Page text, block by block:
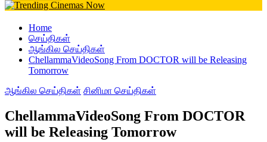
Home
செய்திகள்
ஆங்கில செய்திகள்
ChellammaVideoSong From DOCTOR will be Releasing
Tomorrow
ஆங்கில செய்திகள் சினிமா செய்திகள்
ChellammaVideoSong From DOCTOR
will be Releasing Tomorrow